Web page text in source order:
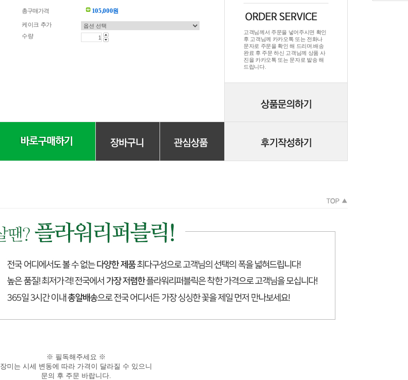
총구매가격 105,000원
케이크 추가
수량
고객님께서 주문을 넣어주시면 확인
후 고객님께 카카오톡 또는 전화나
문자로 주문을 확인 해 드리며.배송
완료 후 주문 하신 고객님께 상품 사
진을 카카오톡 또는 문자로 발송 해
드립니다.
※ 필독해주세요 ※
장미는 시세 변동에 따라 가격이 달라질 수 있으니
문의 후 주문 바랍니다.